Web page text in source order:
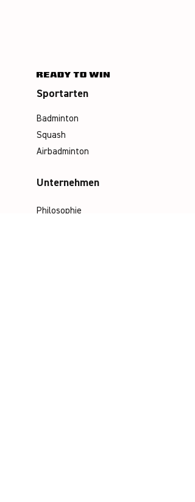
Badminton
Squash
Airbadminton
Sportarten
Philosophie
Unternehmen